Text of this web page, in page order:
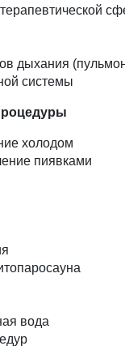
дыхания
системы
холодом
пиявками
вода